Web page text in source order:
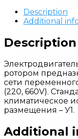
Description
Additional
Description
ротором
сети
(220, 660V).
климатическое
размещения – У1.
Additional